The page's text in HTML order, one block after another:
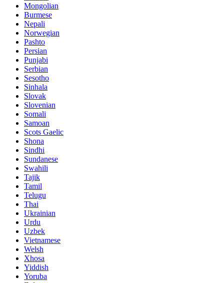
Mongolian
Burmese
Nepali
Norwegian
Pashto
Persian
Punjabi
Serbian
Sesotho
Sinhala
Slovak
Slovenian
Somali
Samoan
Scots Gaelic
Shona
Sindhi
Sundanese
Swahili
Tajik
Tamil
Telugu
Thai
Ukrainian
Urdu
Uzbek
Vietnamese
Welsh
Xhosa
Yiddish
Yoruba